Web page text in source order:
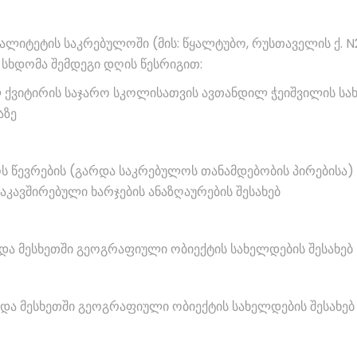
საკრებულოში (მის: წყალტუბო, რუსთაველის ქ.
შემდეგი დღის წესრიგით:
საჯარო სკოლისათვის ავთანდილ ჭეიშვილის
წევრების (გარდა საკრებულოს თანამდებობის პირებისა)
ხარჯების ანაზღაურების შესახებ
მესხეთში გეოგრაფიული ობიექტის სახელდების შესახებ
მესხეთში გეოგრაფიული ობიექტის სახელდების შესახებ